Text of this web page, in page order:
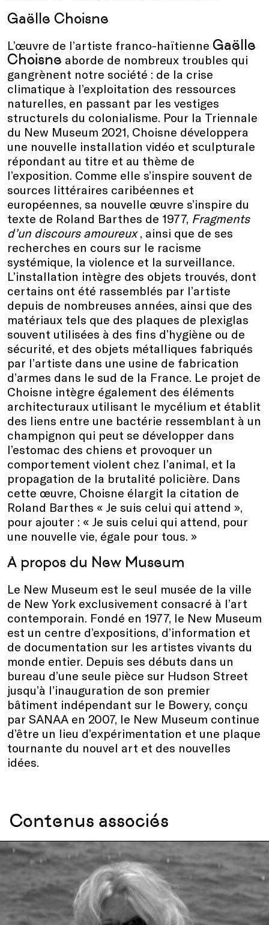
Gaëlle Choisne
L’œuvre de l’artiste franco-haïtienne Gaëlle
Choisne aborde de nombreux troubles qui
gangrènent notre société : de la crise
climatique à l’exploitation des ressources
naturelles, en passant par les vestiges
structurels du colonialisme. Pour la Triennale
du New Museum 2021, Choisne développera
une nouvelle installation vidéo et sculpturale
répondant au titre et au thème de
l’exposition. Comme elle s’inspire souvent de
sources littéraires caribéennes et
européennes, sa nouvelle œuvre s’inspire du
texte de Roland Barthes de 1977, Fragments
d’un discours amoureux, ainsi que de ses
recherches en cours sur le racisme
systémique, la violence et la surveillance.
L’installation intègre des objets trouvés, dont
certains ont été rassemblés par l’artiste
depuis de nombreuses années, ainsi que des
matériaux tels que des plaques de plexiglas
souvent utilisées à des fins d’hygiène ou de
sécurité, et des objets métalliques fabriqués
par l’artiste dans une usine de fabrication
d’armes dans le sud de la France. Le projet de
Choisne intègre également des éléments
architecturaux utilisant le mycélium et établit
des liens entre une bactérie ressemblant à un
champignon qui peut se développer dans
l’estomac des chiens et provoquer un
comportement violent chez l’animal, et la
propagation de la brutalité policière. Dans
cette œuvre, Choisne élargit la citation de
Roland Barthes « Je suis celui qui attend »,
pour ajouter : « Je suis celui qui attend, pour
une nouvelle vie, égale pour tous. »
A propos du New Museum
Le New Museum est le seul musée de la ville
de New York exclusivement consacré à l’art
contemporain. Fondé en 1977, le New Museum
est un centre d’expositions, d’information et
de documentation sur les artistes vivants du
monde entier. Depuis ses débuts dans un
bureau d’une seule pièce sur Hudson Street
jusqu’à l’inauguration de son premier
bâtiment indépendant sur le Bowery, conçu
par SANAA en 2007, le New Museum continue
d’être un lieu d’expérimentation et une plaque
tournante du nouvel art et des nouvelles
idées.
Contenus associés